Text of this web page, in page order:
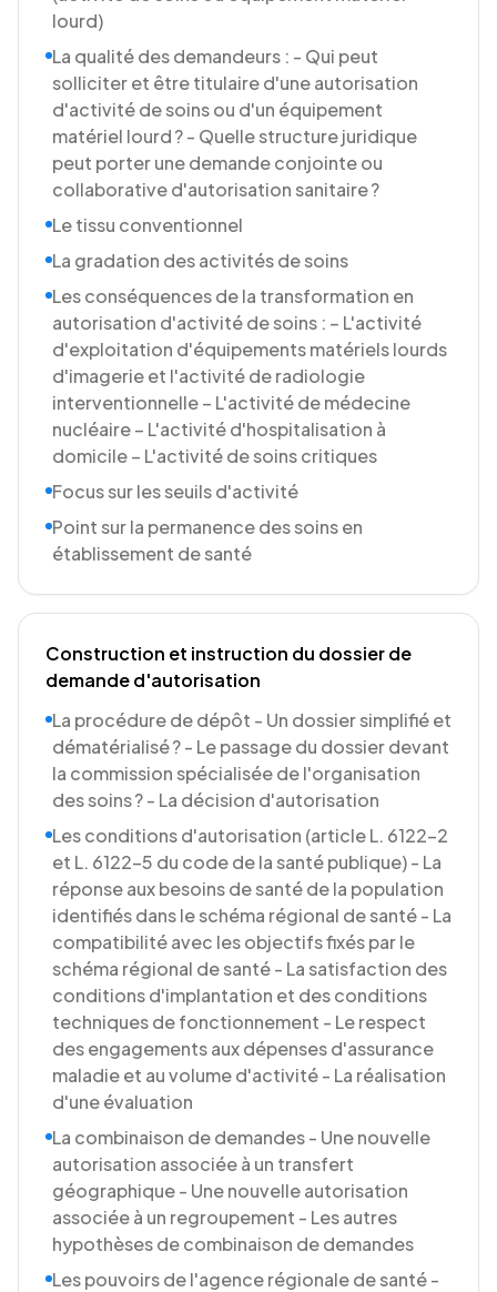
lourd)
La qualité des demandeurs : - Qui peut
solliciter et être titulaire d'une autorisation
d'activité de soins ou d'un équipement
matériel lourd ? - Quelle structure juridique
peut porter une demande conjointe ou
collaborative d'autorisation sanitaire ?
Le tissu conventionnel
La gradation des activités de soins
Les conséquences de la transformation en
autorisation d'activité de soins : – L'activité
d'exploitation d'équipements matériels lourds
d'imagerie et l'activité de radiologie
interventionnelle – L'activité de médecine
nucléaire – L'activité d'hospitalisation à
domicile – L'activité de soins critiques
Focus sur les seuils d'activité
Point sur la permanence des soins en
établissement de santé
Construction et instruction du dossier de
demande d'autorisation
La procédure de dépôt - Un dossier simplifié et
dématérialisé ? - Le passage du dossier devant
la commission spécialisée de l'organisation
des soins ? - La décision d'autorisation
Les conditions d'autorisation (article L. 6122-2
et L. 6122-5 du code de la santé publique) - La
réponse aux besoins de santé de la population
identifiés dans le schéma régional de santé - La
compatibilité avec les objectifs fixés par le
schéma régional de santé - La satisfaction des
conditions d'implantation et des conditions
techniques de fonctionnement - Le respect
des engagements aux dépenses d'assurance
maladie et au volume d'activité - La réalisation
d'une évaluation
La combinaison de demandes - Une nouvelle
autorisation associée à un transfert
géographique - Une nouvelle autorisation
associée à un regroupement - Les autres
hypothèses de combinaison de demandes
Les pouvoirs de l'agence régionale de santé -